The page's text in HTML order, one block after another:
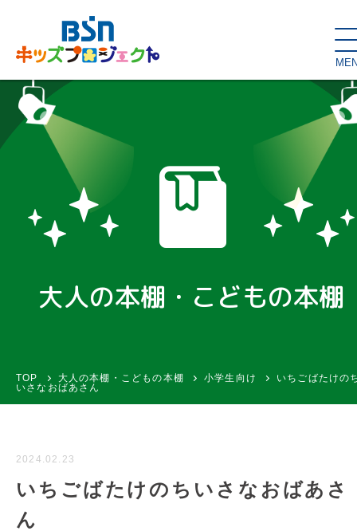
SDGs de
はぐくむコラム
キッズが主役！
親バカグラム キッズイベント
読み聞かせ・出前授業
スタジオ見学
ハロー
子育て応援隊！
お問い合わせ
大人の本棚・こどもの本棚
TOP 大人の本棚・こどもの本棚 小学生向け
いちごばたけの
いさなおばあさん
2024.02.23
いちごばたけのちいさなおばあさ
ん